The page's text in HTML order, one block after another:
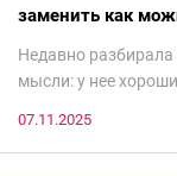
заменить как
Недавно
мысли: у нее
моды. Вовсе
07.11.2025